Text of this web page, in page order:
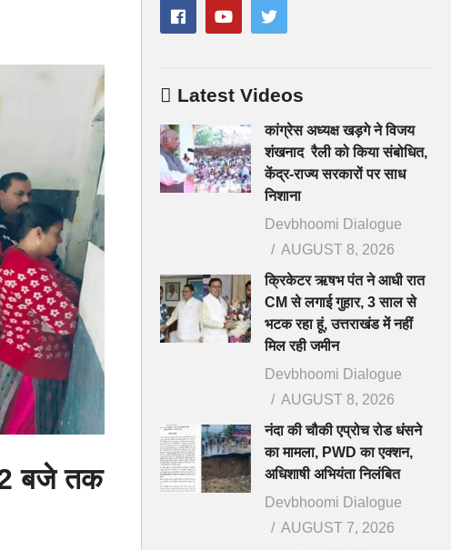
बजे तक
Latest Videos
कांग्रेस अध्यक्ष खड़गे ने विजय
शंखनाद रैली को किया संबोधित,
केंद्र-राज्य सरकारों पर साध
निशाना
Devbhoomi Dialogue
AUGUST 8, 2026
क्रिकेटर ऋषभ पंत ने आधी रात
CM से लगाई गुहार, 3 साल से
भटक रहा हूं, उत्तराखंड में नहीं
मिल रही जमीन
Devbhoomi Dialogue
AUGUST 8, 2026
नंदा की चौकी एप्रोच रोड धंसने
का मामला, PWD का एक्शन,
अधिशाषी अभियंता निलंबित
Devbhoomi Dialogue
AUGUST 7, 2026